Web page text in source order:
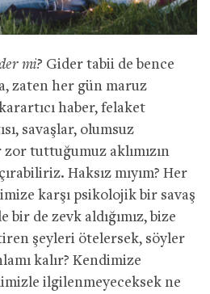
mi? Gider tabii de bence
zaten her gün maruz
haber, felaket
savaşlar, olumsuz
tuttuğumuz aklımızın
Haksız mıyım? Her
karşı psikolojik bir savaş
de zevk aldığımız, bize
şeyleri ötelersek, söyler
kalır? Kendimize
ilgilenmeyeceksek ne